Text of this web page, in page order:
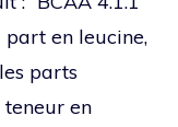
en leucine,
parts
teneur en